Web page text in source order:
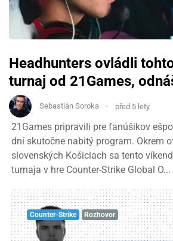
Headhunters ovládli
turnaj od 21Games,
Sebastián Soroka před 5 lety
21Games pripravili pre fanúšikov
dní skutočne nabitý program. Okrem
slovenských Košiciach sa tento
turnaja v hre Counter-Strike Global O...
Counter-Strike Rozhovor